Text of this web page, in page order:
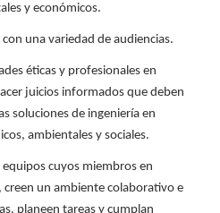
y económicos.
una variedad de audiencias.
éticas y profesionales en
juicios informados que deben
soluciones de ingeniería en
ambientales y sociales.
cuyos miembros en
un ambiente colaborativo e
planeen tareas y cumplan